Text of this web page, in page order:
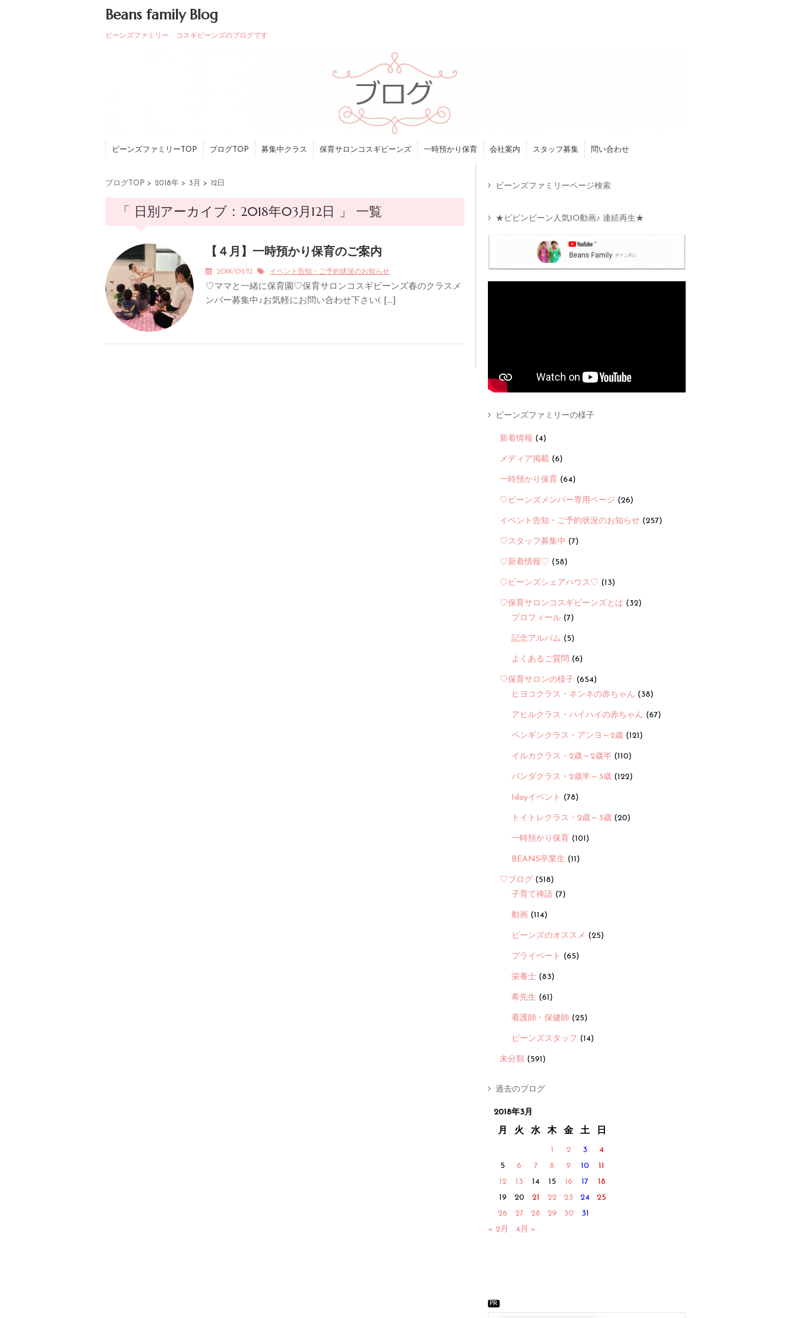
Beans family Blog
ビーンズファミリー コスギビーンズのブログです
ビーンズファミリーTOP ブログTOP 募集中クラス 保育サロンコスギビーンズ 一時預かり保育 会社案内 スタッフ募集 問い合わせ
ブログTOP > 2018年 > 3月 > 12日
「 日別アーカイブ：2018年03月12日 」 一覧
【４月】一時預かり保育のご案内
2018/03/12 イベント告知・ご予約状況のお知らせ
♡ママと一緒に保育園♡保育サロンコスギビーンズ春のクラスメ
ンバー募集中♪お気軽にお問い合わせ下さい( […]
ビーンズファミリーページ検索
★ビビンビーン人気10動画♪ 連続再生★
ビーンズファミリーの様子
新着情報 (4)
メディア掲載 (6)
一時預かり保育 (64)
♡ビーンズメンバー専用ページ (26)
イベント告知・ご予約状況のお知らせ (257)
♡スタッフ募集中 (7)
♡新着情報♡ (58)
♡ビーンズシェアハウス♡ (13)
♡保育サロンコスギビーンズとは (32)
プロフィール (7)
記念アルバム (5)
よくあるご質問 (6)
♡保育サロンの様子 (654)
ヒヨコクラス・ネンネの赤ちゃん (38)
アヒルクラス・ハイハイの赤ちゃん (67)
ペンギンクラス・アンヨ～2歳 (121)
イルカクラス・2歳～2歳半 (110)
パンダクラス・2歳半～3歳 (122)
1dayイベント (78)
トイトレクラス・2歳～3歳 (20)
一時預かり保育 (101)
BEANS卒業生 (11)
♡ブログ (518)
子育て禅語 (7)
動画 (114)
ビーンズのオススメ (25)
プライベート (65)
栄養士 (83)
希先生 (61)
看護師・保健師 (25)
ビーンズスタッフ (14)
未分類 (591)
過去のブログ
2018年3月
月 火 水 木 金 土 日
1 2 3
4
5
6 7 8 9 10
11
12
13 14 15 16 17
18
19
20 21 22 23 24
25
26
27 28 29 30
31
« 2月
4月 »
PR